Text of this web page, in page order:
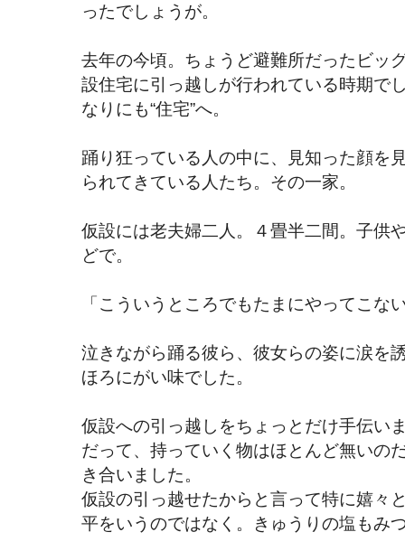
ったでしょうが。
去年の今頃。ちょうど避難所だったビッ
設住宅に引っ越しが行われている時期で
なりにも“住宅”へ。
踊り狂っている人の中に、見知った顔を
られてきている人たち。その一家。
仮設には老夫婦二人。４畳半二間。子供
どで。
「こういうところでもたまにやってこな
泣きながら踊る彼ら、彼女らの姿に涙を
ほろにがい味でした。
仮設への引っ越しをちょっとだけ手伝い
だって、持っていく物はほとんど無いの
き合いました。
仮設の引っ越せたからと言って特に嬉々
平をいうのではなく。きゅうりの塩もみ